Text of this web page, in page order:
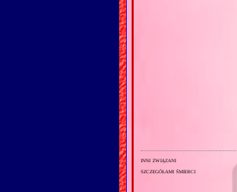
inni związani
szczegółami śmierci